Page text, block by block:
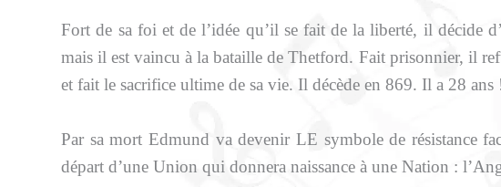
Fort de sa foi et de l’idée qu’il se fait de la liberté, il décide
mais il est vaincu à la bataille de Thetford. Fait prisonnier, il
et fait le sacrifice ultime de sa vie. Il décède en 869. Il a 28 ans !
Par sa mort Edmund va devenir LE symbole de résistance
départ d’une Union qui donnera naissance à une Nation :